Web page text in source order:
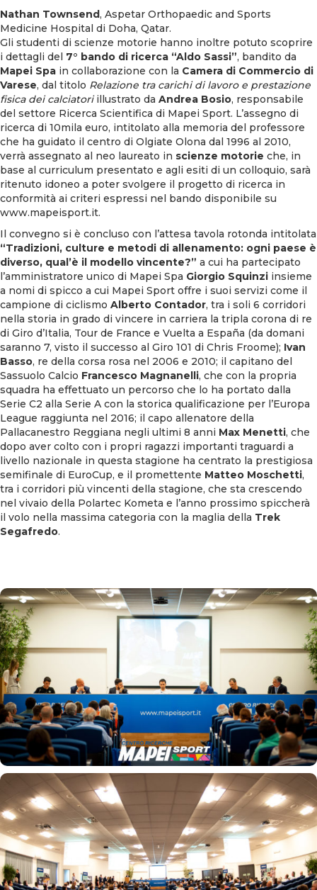
Nathan Townsend, Aspetar Orthopaedic and Sports
Medicine Hospital di Doha, Qatar.
Gli studenti di scienze motorie hanno inoltre potuto scoprire
i dettagli del 7° bando di ricerca “Aldo Sassi”, bandito da
Mapei Spa in collaborazione con la Camera di Commercio di
Varese, dal titolo Relazione tra carichi di lavoro e prestazione
fisica dei calciatoriillustrato da Andrea Bosio, responsabile
del settore Ricerca Scientifica di Mapei Sport. L’assegno di
ricerca di 10mila euro, intitolato alla memoria del professore
che ha guidato il centro di Olgiate Olona dal 1996 al 2010,
verrà assegnato al neo laureato in scienze motorie che, in
base al curriculum presentato e agli esiti di un colloquio, sarà
ritenuto idoneo a poter svolgere il progetto di ricerca in
conformità ai criteri espressi nel bando disponibile su
www.mapeisport.it.
Il convegno si è concluso con l’attesa tavola rotonda intitolata
“Tradizioni, culture e metodi di allenamento: ogni paese è
diverso, qual’è il modello vincente?” a cui ha partecipato
l’amministratore unico di Mapei Spa Giorgio Squinzi insieme
a nomi di spicco a cui Mapei Sport offre i suoi servizi come il
campione di ciclismo Alberto Contador, tra i soli 6 corridori
nella storia in grado di vincere in carriera la tripla corona di re
di Giro d’Italia, Tour de France e Vuelta a España (da domani
saranno 7, visto il successo al Giro 101 di Chris Froome); Ivan
Basso, re della corsa rosa nel 2006 e 2010; il capitano del
Sassuolo Calcio Francesco Magnanelli, che con la propria
squadra ha effettuato un percorso che lo ha portato dalla
Serie C2 alla Serie A con la storica qualificazione per l’Europa
League raggiunta nel 2016; il capo allenatore della
Pallacanestro Reggiana negli ultimi 8 anni Max Menetti, che
dopo aver colto con i propri ragazzi importanti traguardi a
livello nazionale in questa stagione ha centrato la prestigiosa
semifinale di EuroCup, e il promettente Matteo Moschetti,
tra i corridori più vincenti della stagione, che sta crescendo
nel vivaio della Polartec Kometa e l’anno prossimo spiccherà
il volo nella massima categoria con la maglia della Trek
Segafredo.